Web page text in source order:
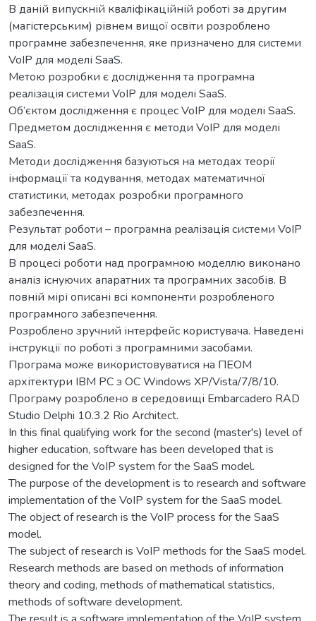
В даній випускній кваліфікаційній роботі за другим
(магістерським) рівнем вищої освіти розроблено
програмне забезпечення, яке призначено для системи
VoIP для моделі SaaS.
Метою розробки є дослідження та програмна
реалізація системи VoIP для моделі SaaS.
Об’єктом дослідження є процес VoIP для моделі SaaS.
Предметом дослідження є методи VoIP для моделі
SaaS.
Методи дослідження базуються на методах теорії
інформації та кодування, методах математичної
статистики, методах розробки програмного
забезпечення.
Результат роботи – програмна реалізація системи VoIP
для моделі SaaS.
В процесі роботи над програмною моделлю виконано
аналіз існуючих апаратних та програмних засобів. В
повній мірі описані всі компоненти розробленого
програмного забезпечення.
Розроблено зручний інтерфейс користувача. Наведені
інструкції по роботі з програмними засобами.
Програма може використовуватися на ПЕОМ
архітектури IBM PC з ОС Windows ХР/Vista/7/8/10.
Програму розроблено в середовищі Embarcadero RAD
Studio Delphi 10.3.2 Rio Architect.
In this final qualifying work for the second (master's) level of
higher education, software has been developed that is
designed for the VoIP system for the SaaS model.
The purpose of the development is to research and software
implementation of the VoIP system for the SaaS model.
The object of research is the VoIP process for the SaaS
model.
The subject of research is VoIP methods for the SaaS model.
Research methods are based on methods of information
theory and coding, methods of mathematical statistics,
methods of software development.